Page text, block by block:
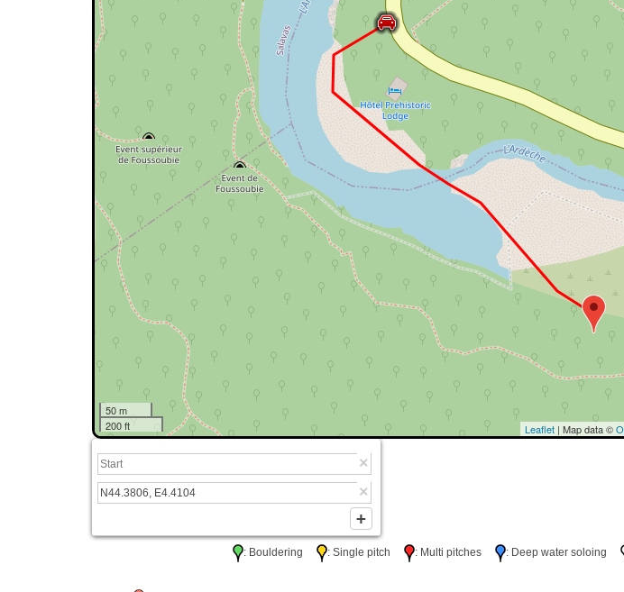
50 m
200 ft
Leaflet| Map data ©
: Bouldering : Single pitch : Multi pitches : Deep water soloing